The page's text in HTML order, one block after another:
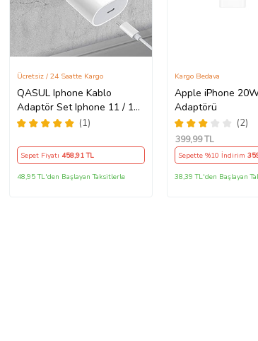
QASUL Iphone Kablo
Adaptör Set Iphone 11 / 12 /
13 / Pro / Pro Max Uyumlu
(1)
Ücretsiz / 24 Saatte Kargo
Sepet Fiyatı 458,91 TL
48,95 TL'den Başlayan Taksitlerle
Apple iPhone 20W
Adaptörü
(2)
Kargo Bedava
399,99 TL
Sepette %10 İndirim
38,39 TL'den Başlayan